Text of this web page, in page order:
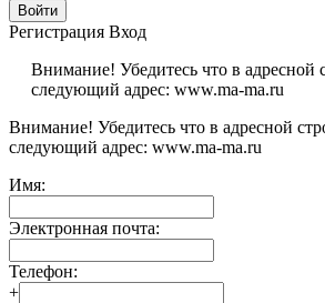
Войти
Регистрация Вход
Внимание! Убедитесь что в адресной
следующий адрес: www.ma-ma.ru
Внимание! Убедитесь что в адресной
следующий адрес: www.ma-ma.ru
Имя:
Электронная почта:
Телефон:
+